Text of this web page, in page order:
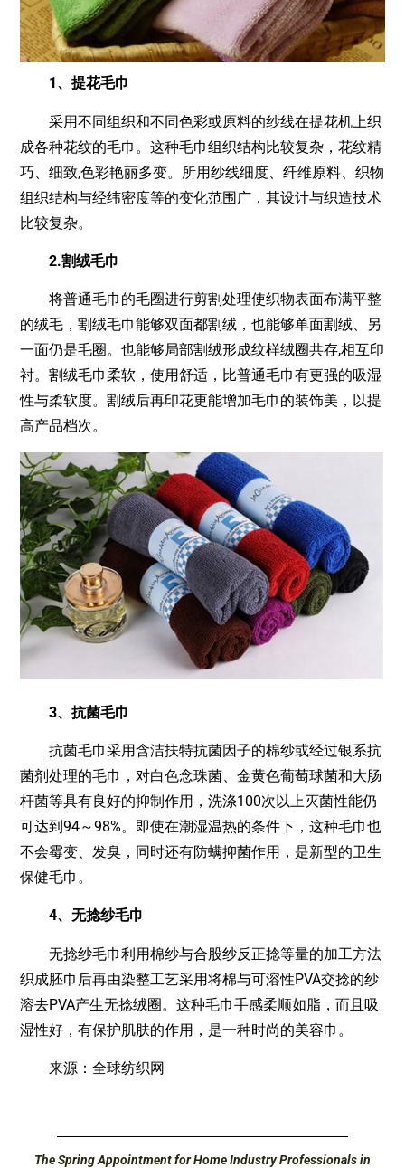
1、提花毛巾
采用不同组织和不同色彩或原料的纱线在提花机上织
成各种花纹的毛巾。这种毛巾组织结构比较复杂，花纹精
巧、细致,色彩艳丽多变。所用纱线细度、纤维原料、织物
组织结构与经纬密度等的变化范围广，其设计与织造技术
比较复杂。
2.割绒毛巾
将普通毛巾的毛圈进行剪割处理使织物表面布满平整
的绒毛，割绒毛巾能够双面都割绒，也能够单面割绒、另
一面仍是毛圈。也能够局部割绒形成纹样绒圈共存,相互印
衬。割绒毛巾柔软，使用舒适，比普通毛巾有更强的吸湿
性与柔软度。割绒后再印花更能增加毛巾的装饰美，以提
高产品档次。
3、抗菌毛巾
抗菌毛巾采用含洁扶特抗菌因子的棉纱或经过银系抗
菌剂处理的毛巾，对白色念珠菌、金黄色葡萄球菌和大肠
杆菌等具有良好的抑制作用，洗涤100次以上灭菌性能仍
可达到94～98%。即使在潮湿温热的条件下，这种毛巾也
不会霉变、发臭，同时还有防螨抑菌作用，是新型的卫生
保健毛巾。
4、无捻纱毛巾
无捻纱毛巾利用棉纱与合股纱反正捻等量的加工方法
织成胚巾后再由染整工艺采用将棉与可溶性PVA交捻的纱
溶去PVA产生无捻绒圈。这种毛巾手感柔顺如脂，而且吸
湿性好，有保护肌肤的作用，是一种时尚的美容巾。
来源：全球纺织网
The Spring Appointment for Home Industry Professionals in